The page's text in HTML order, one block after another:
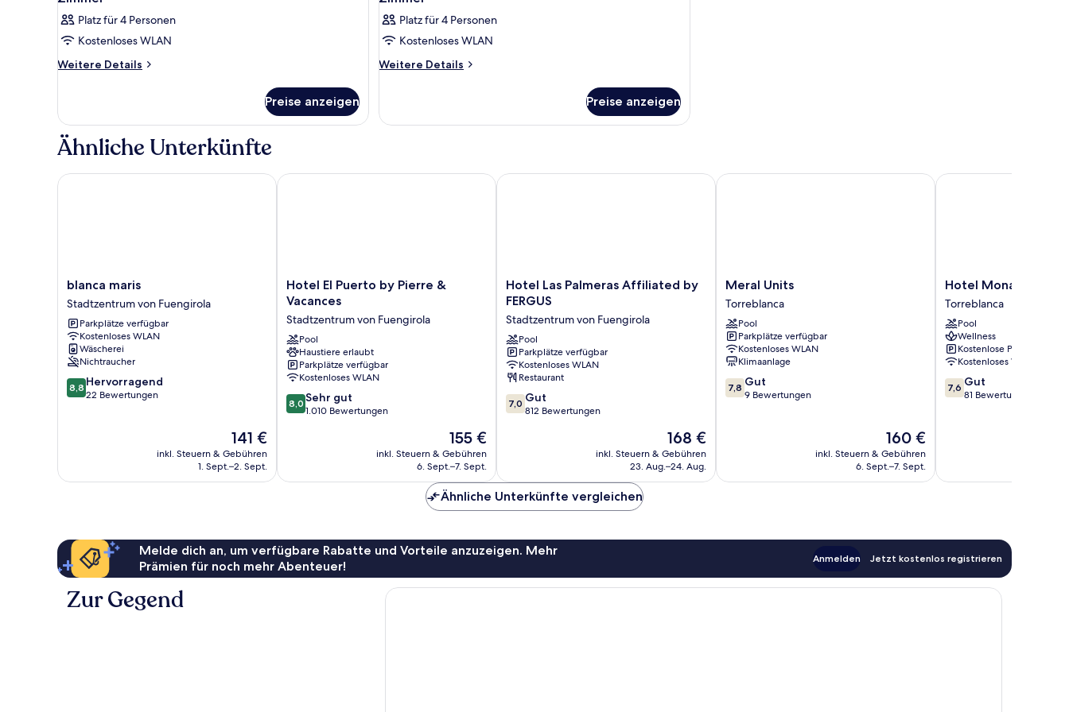
Platz für 4 Personen
Kostenloses WLAN
Weitere Details
Weitere
Preise anzeigen
Platz für 4 Personen
Kostenloses WLAN
Weitere Details
Weitere
Preise anzeigen
Ähnliche Unterkünfte
blanca
maris
Stadtzentrum
von
Fuengirola
blanca maris
Stadtzentrum von Fuengirola
Parkplätze verfügbar
Kostenloses WLAN
Wäscherei
Nichtraucher
8.8
von
8,8 Hervorragend
22 Bewertungen
Der
Preis
beträgt
141 €
inkl. Steuern & Gebühren
1. Sept.–2. Sept.
blanca maris
Hotel
El
by
Pierre
&
Vacances
Stadtzentrum
von
Fuengirola
Hotel El Puerto by Pierre &
Vacances
Stadtzentrum von Fuengirola
Pool
Haustiere erlaubt
Parkplätze verfügbar
Kostenloses WLAN
8.0
von
Bewertungen
8,0 Sehr gut
1.010 Bewertungen
Der
Preis
beträgt
155 €
inkl. Steuern & Gebühren
6. Sept.–7. Sept.
Hotel El Puerto by Pierre & Vacances
Hotel
Las
Affiliated
by
FERGUS
Stadtzentrum
von
Fuengirola
Hotel Las Palmeras Affiliated by
FERGUS
Stadtzentrum von Fuengirola
Pool
Parkplätze verfügbar
Kostenloses WLAN
Restaurant
7.0
von
7,0 Gut
812 Bewertungen
Der
Preis
beträgt
168 €
inkl. Steuern & Gebühren
23. Aug.–24. Aug.
Hotel Las Palmeras Affiliated by FERGUS
Meral
Units
Torreblanca
Meral Units
Torreblanca
Pool
Parkplätze verfügbar
Kostenloses WLAN
Klimaanlage
7.8
von
7,8 Gut
9 Bewertungen
Der
Preis
beträgt
160 €
inkl. Steuern & Gebühren
6. Sept.–7. Sept.
Meral Units
Hotel
Monarque
Cendrillón
Torreblanca
Hotel Monarque
Torreblanca
Pool
Wellness
Kostenlose Parkplätze
Kostenloses WLAN
7.6
von
7,6 Gut
81 Bewertungen
Hotel Monarque
Ähnliche Unterkünfte vergleichen
Melde dich an, um verfügbare Rabatte und Vorteile anzuzeigen. Mehr
Prämien für noch mehr Abenteuer!
Anmelden Jetzt kostenlos registrieren
Zur Gegend